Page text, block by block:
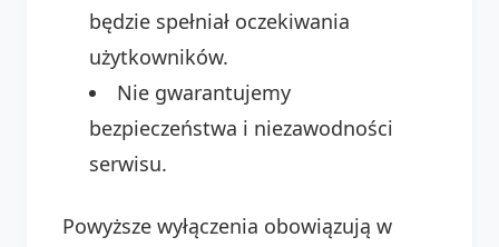
będzie spełniał oczekiwania
użytkowników.
Nie gwarantujemy
bezpieczeństwa i niezawodności
serwisu.
Powyższe wyłączenia obowiązują w